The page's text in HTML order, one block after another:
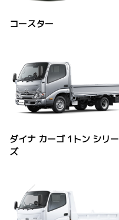
コースター
ダイナ カーゴ 1トン シリー
ズ